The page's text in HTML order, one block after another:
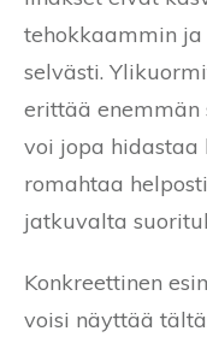
tehokkaammin
selvästi.
erittää enemmän
voi jopa
romahtaa
jatkuvalta
Konkreettinen
voisi näyttää